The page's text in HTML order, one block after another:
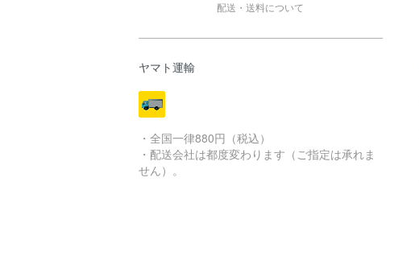
配送・送料について
ヤマト運輸
・全国一律880円（税込）
・配送会社は都度変わります（ご指定は承れま
せん）。